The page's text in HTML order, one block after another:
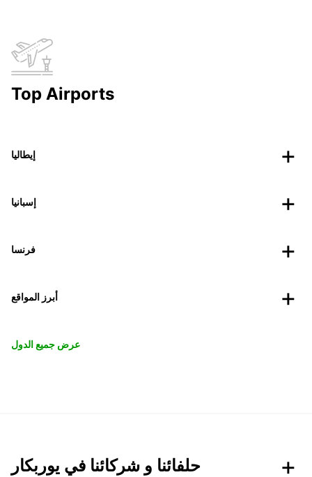
Top Airports
إيطاليا
إسبانيا
فرنسا
أبرز المواقع
عرض جميع الدول
حلفائنا و شركائنا في يوربكار